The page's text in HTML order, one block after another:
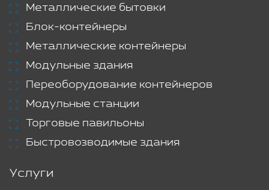
Металлические бытовки
Блок-контейнеры
Металлические контейнеры
Модульные здания
Переоборудование контейнеров
Модульные станции
Торговые павильоны
Быстровозводимые здания
Услуги